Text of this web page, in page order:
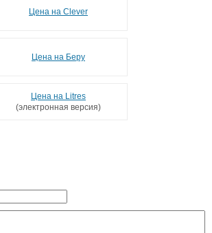
Цена на Clever
Цена на Беру
Цена на Litres
(электронная версия)